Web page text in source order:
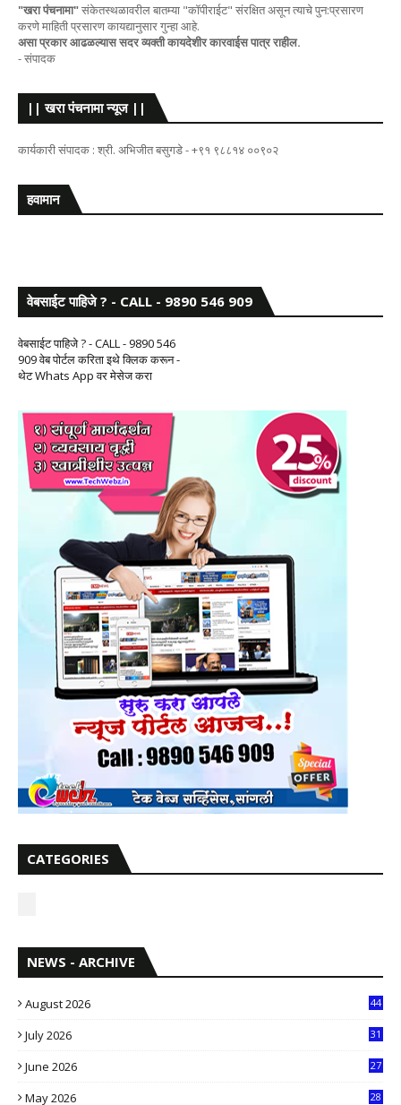
"खरा पंचनामा"संकेतस्थळावरील बातम्या "कॉपीराईट" संरक्षित असून त्याचे पुन:प्रसारण
करणे माहिती प्रसारण कायद्यानुसार गुन्हा आहे.
असा प्रकार आढळल्यास सदर व्यक्ती कायदेशीर कारवाईस पात्र राहील.
- संपादक
|| खरा पंचनामा न्यूज ||
कार्यकारी संपादक : श्री. अभिजीत बसुगडे - +९१ ९८८१४ ००९०२
हवामान
वेबसाईट पाहिजे ? - CALL - 9890 546 909
वेबसाईट पाहिजे ? - CALL - 9890 546
909 वेब पोर्टल करिता इथे क्लिक करून -
थेट Whats App वर मेसेज करा
CATEGORIES
NEWS - ARCHIVE
August 2026 44
July 2026
31
June 2026
27
May 2026
28